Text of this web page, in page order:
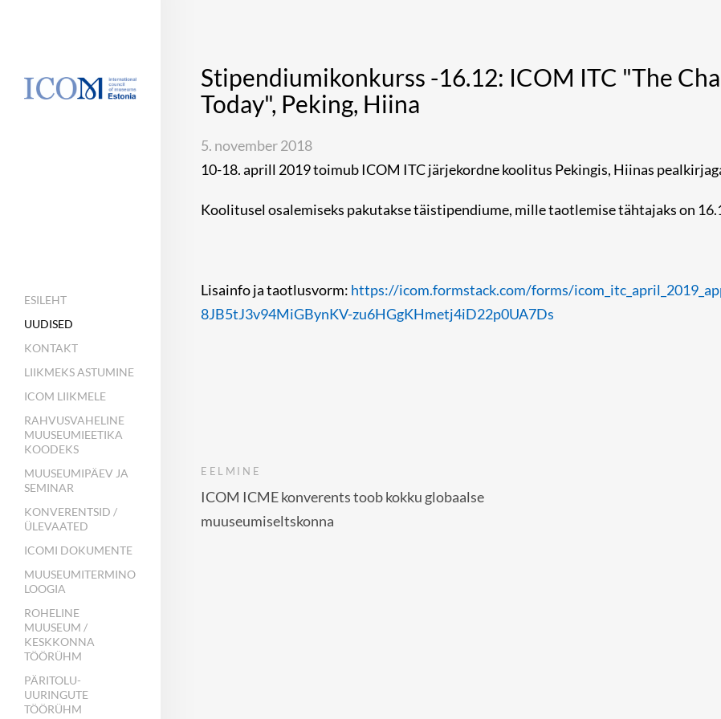
ESILEHT
UUDISED
KONTAKT
LIIKMEKS ASTUMINE
ICOM LIIKMELE
RAHVUSVAHELINE
MUUSEUMIEETIKA
KOODEKS
MUUSEUMIPÄEV JA
SEMINAR
KONVERENTSID /
ÜLEVAATED
ICOMI DOKUMENTE
MUUSEUMITERMINO
LOOGIA
ROHELINE
MUUSEUM /
KESKKONNA
TÖÖRÜHM
PÄRITOLU-
UURINGUTE
TÖÖRÜHM
Stipendiumikonkurss -16.12: ICOM ITC "The
Today", Peking, Hiina
5. november 2018
10-18. aprill 2019 toimub ICOM ITC järjekordne koolitus Pekingis, Hiinas
Koolitusel osalemiseks pakutakse täistipendiume, mille taotlemise tähtajaks on
Lisainfo ja taotlusvorm: https://icom.formstack.com/forms/
8JB5tJ3v94MiGBynKV-zu6HGgKHmetj4iD22p0UA7Ds
EELMINE
ICOM ICME konverents toob kokku globaalse
muuseumiseltskonna